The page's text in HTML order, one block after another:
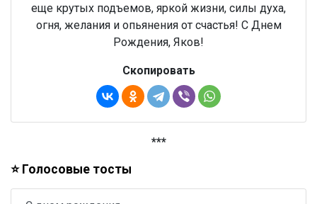
еще крутых подъемов, яркой жизни, силы духа,
огня, желания и опьянения от счастья! С Днем
Рождения, Яков!
Скопировать
***
⭐ Голосовые тосты